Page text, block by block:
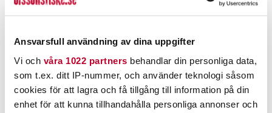
Ansvarsfull användning av dina uppgifter
Vi och våra 1022 partners behandlar din personliga data,
som t.ex. ditt IP-nummer, och använder teknologi såsom
cookies för att lagra och få tillgång till information på din
enhet för att kunna tillhandahålla personliga annonser och